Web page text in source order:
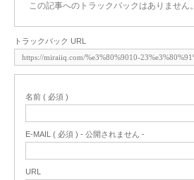
この記事へのトラックバックはありません。
トラックバック URL
名前 ( 必須 )
E-MAIL ( 必須 ) - 公開されません -
URL